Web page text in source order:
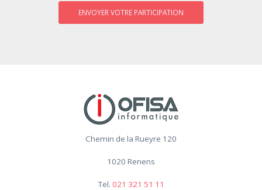
Chemin de la Rueyre 120
1020 Renens
Tel. 021 321 51 11